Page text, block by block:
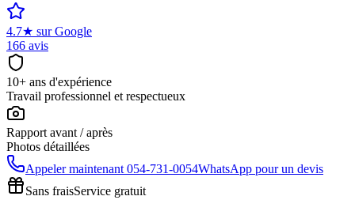
4.7★ sur Google
166 avis
10+ ans d'expérience
Travail professionnel et respectueux
Rapport avant / après
Photos détaillées
Appeler maintenant 054-731-0054WhatsApp pour un devis
Sans fraisService gratuit